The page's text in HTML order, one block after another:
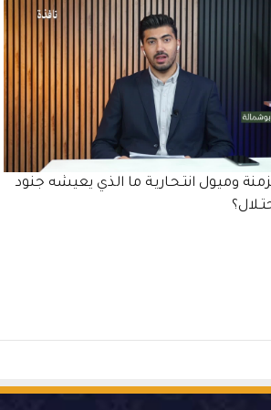
وميول انتـحـاريـة ما الذي يعيشه جنود